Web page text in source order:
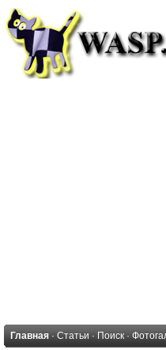
Главная · Статьи · Поиск ·